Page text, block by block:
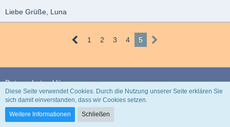
Liebe Grüße, Luna
1 2 3 4 5
Datenschutzerklärung
Community-Software:
Diese Seite verwendet Cookies. Durch die Nutzung unserer Seite erklären Sie
sich damit einverstanden, dass wir Cookies setzen.
Weitere Informationen
Schließen